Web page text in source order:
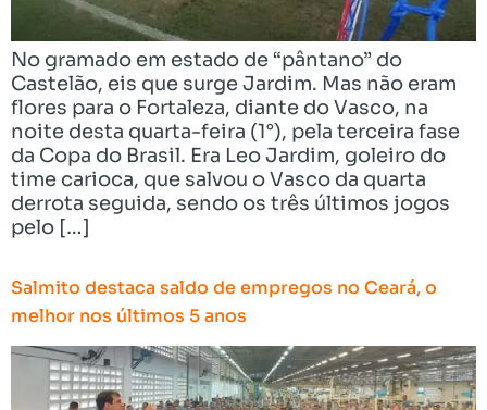
No gramado em estado de “pântano” do
Castelão, eis que surge Jardim. Mas não eram
flores para o Fortaleza, diante do Vasco, na
noite desta quarta-feira (1°), pela terceira fase
da Copa do Brasil. Era Leo Jardim, goleiro do
time carioca, que salvou o Vasco da quarta
derrota seguida, sendo os três últimos jogos
pelo […]
Salmito destaca saldo de empregos no Ceará, o
melhor nos últimos 5 anos